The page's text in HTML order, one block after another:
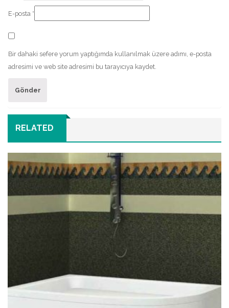
E-posta *
Bir dahaki sefere yorum yaptığımda kullanılmak üzere adımı, e-posta
adresimi ve web site adresimi bu tarayıcıya kaydet.
RELATED